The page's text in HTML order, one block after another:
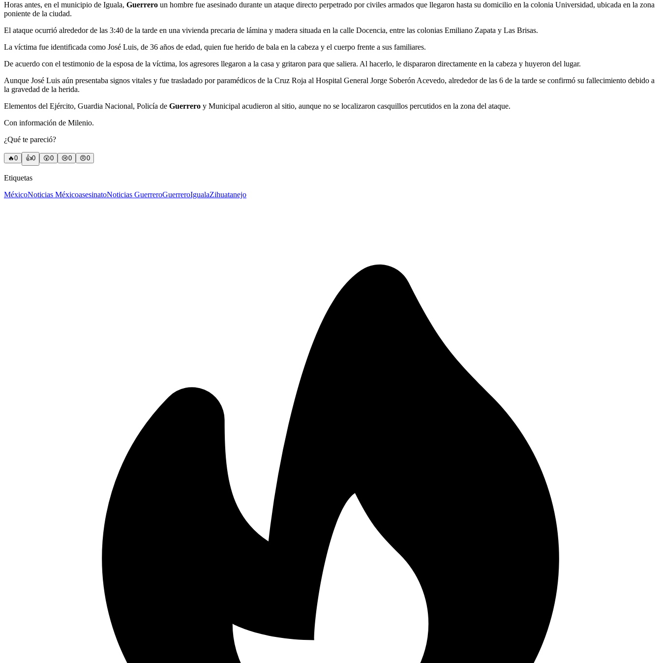
Horas antes, en el municipio de Iguala, Guerrero un hombre fue asesinado durante un ataque directo perpetrado por civiles armados que llegaron hasta su domicilio en la colonia Universidad, ubicada en la zona
poniente de la ciudad.
El ataque ocurrió alrededor de las 3:40 de la tarde en una vivienda precaria de lámina y madera situada en la calle Docencia, entre las colonias Emiliano Zapata y Las Brisas.
La víctima fue identificada como José Luis, de 36 años de edad, quien fue herido de bala en la cabeza y el cuerpo frente a sus familiares.
De acuerdo con el testimonio de la esposa de la víctima, los agresores llegaron a la casa y gritaron para que saliera. Al hacerlo, le dispararon directamente en la cabeza y huyeron del lugar.
Aunque José Luis aún presentaba signos vitales y fue trasladado por paramédicos de la Cruz Roja al Hospital General Jorge Soberón Acevedo, alrededor de las 6 de la tarde se confirmó su fallecimiento debido a
la gravedad de la herida.
Elementos del Ejército, Guardia Nacional, Policía de Guerrero y Municipal acudieron al sitio, aunque no se localizaron casquillos percutidos en la zona del ataque.
Con información de Milenio.
¿Qué te pareció?
🔥0 👍0 😲0 😢0 😠0
Etiquetas
MéxicoNoticias MéxicoasesinatoNoticias GuerreroGuerreroIgualaZihuatanejo